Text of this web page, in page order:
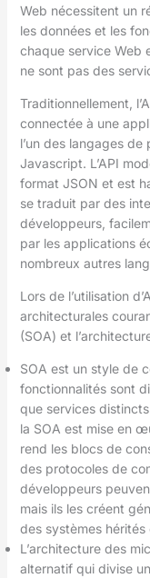
Web nécessitent un
les données et les
chaque service Web
ne sont pas des
Traditionnellement,
connectée à une
l’un des langages
Javascript. L’API
format JSON et est
se traduit par des
développeurs,
par les applications
nombreux autres
Lors de l’utilisation
architecturales
(SOA) et
SOA est un style de
fonctionnalités sont
que services distincts
la SOA est mise en
rend les blocs de
des protocoles de
développeurs
mais ils les créent
des systèmes
L’architecture des
alternatif qui divise